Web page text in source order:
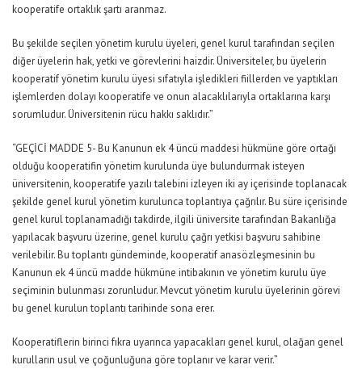
kooperatife ortaklık şartı aranmaz.
Bu şekilde seçilen yönetim kurulu üyeleri, genel kurul tarafından seçilen
diğer üyelerin hak, yetki ve görevlerini haizdir. Üniversiteler, bu üyelerin
kooperatif yönetim kurulu üyesi sıfatıyla işledikleri fiillerden ve yaptıkları
işlemlerden dolayı kooperatife ve onun alacaklılarıyla ortaklarına karşı
sorumludur. Üniversitenin rücu hakkı saklıdır.”
“GEÇİCİ MADDE 5- Bu Kanunun ek 4 üncü maddesi hükmüne göre ortağı
olduğu kooperatifin yönetim kurulunda üye bulundurmak isteyen
üniversitenin, kooperatife yazılı talebini izleyen iki ay içerisinde toplanacak
şekilde genel kurul yönetim kurulunca toplantıya çağrılır. Bu süre içerisinde
genel kurul toplanamadığı takdirde, ilgili üniversite tarafından Bakanlığa
yapılacak başvuru üzerine, genel kurulu çağrı yetkisi başvuru sahibine
verilebilir. Bu toplantı gündeminde, kooperatif anasözleşmesinin bu
Kanunun ek 4 üncü madde hükmüne intibakının ve yönetim kurulu üye
seçiminin bulunması zorunludur. Mevcut yönetim kurulu üyelerinin görevi
bu genel kurulun toplantı tarihinde sona erer.
Kooperatiflerin birinci fıkra uyarınca yapacakları genel kurul, olağan genel
kurulların usul ve çoğunluğuna göre toplanır ve karar verir.”